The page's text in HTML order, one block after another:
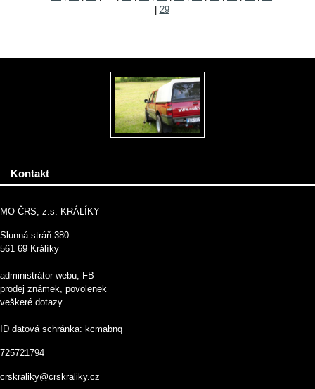
29
Kontakt
MO ČRS, z.s. KRÁLÍKY
Slunná stráň 380
561 69 Králíky
administrátor webu, FB
prodej známek, povolenek
veškeré dotazy
ID datová schránka: kcmabnq
725721794
crskraliky@crskraliky.cz